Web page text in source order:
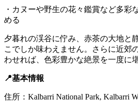
・カヌーや野生の花々鑑賞など多彩
める
夕暮れの渓谷に佇み、赤茶の大地と
こでしか味わえません。さらに近郊
わせれば、色彩豊かな絶景を一度に
📍基本情報
住所：Kalbarri National Park, Kalbarri